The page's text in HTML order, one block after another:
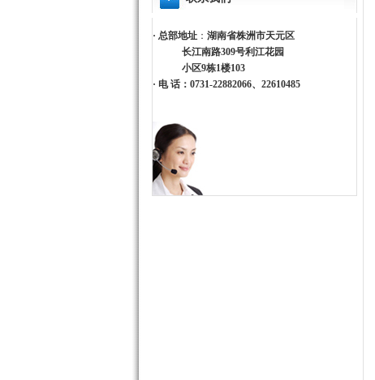
· 总部地址 ： 湖南省株洲市天元区
长江南路309号利江花园
小区9栋1楼103
· 电 话：0731-22882066、22610485